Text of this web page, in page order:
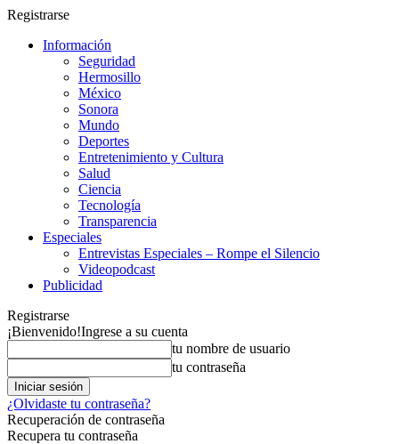
Registrarse
Información
Seguridad
Hermosillo
México
Sonora
Mundo
Deportes
Entretenimiento y Cultura
Salud
Ciencia
Tecnología
Transparencia
Especiales
Entrevistas Especiales – Rompe el Silencio
Videopodcast
Publicidad
Registrarse
¡Bienvenido!Ingrese a su cuenta
tu nombre de usuario
tu contraseña
¿Olvidaste tu contraseña?
Recuperación de contraseña
Recupera tu contraseña